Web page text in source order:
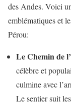
des Andes. Voici
emblématiques et
Pérou:
Le Chemin de
célèbre et
culmine avec
Le sentier suit